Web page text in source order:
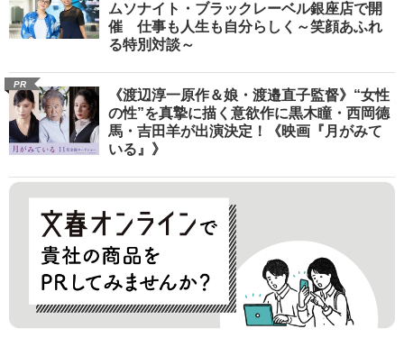
ムソナイト・ブラックレーベル銀座店で開
催 仕事も人生も自分らしく～笑顔あふれ
る特別対談～
PR
《渡辺淳一原作＆娘・渡邉直子監督》“女性
の性”を真摯に描く意欲作に黒木瞳・西岡德
馬・吉田羊が出演決定！《映画『月がみて
いる』》